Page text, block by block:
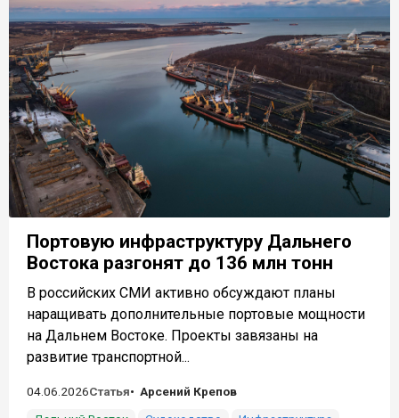
Портовую инфраструктуру Дальнего
Востока разгонят до 136 млн тонн
В российских СМИ активно обсуждают планы
наращивать дополнительные портовые мощности
на Дальнем Востоке. Проекты завязаны на
развитие транспортной...
04.06.2026Статья
Арсений Крепов